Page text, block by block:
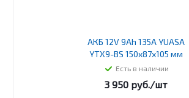
АКБ 12V 9Ah 135А YUASA
YTX9-BS 150х87х105 мм
Есть в наличии
3 950 руб./шт